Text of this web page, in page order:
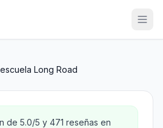
Long Road
de 5.0/5 y 471 reseñas en